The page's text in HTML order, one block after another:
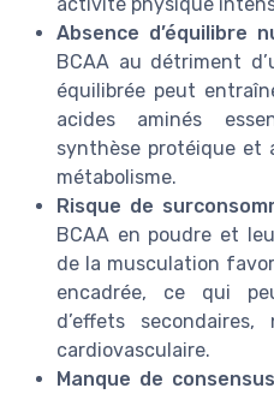
Absence d’équilibre
BCAA au détriment
équilibrée peut
acides aminés
synthèse protéique et
métabolisme.
Risque de
BCAA en poudre et
de la musculation
encadrée, ce qui
d’effets
cardiovasculaire.
Manque de